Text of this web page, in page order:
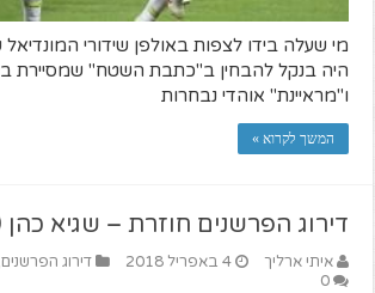
מי שעלה בידו לצפות באולפן שידורי המונדיאל
היה בנקל להבחין ב"כתבת השטח" שמסיירת בין
ו"מראיינת" אוהדי נבחרות
המשך לקרוא »
דירוג הפרשנים חוזרת – שגיא כהן 2.0
איתי ארליך 4 באפריל 2018 דירוג הפרשנים
0